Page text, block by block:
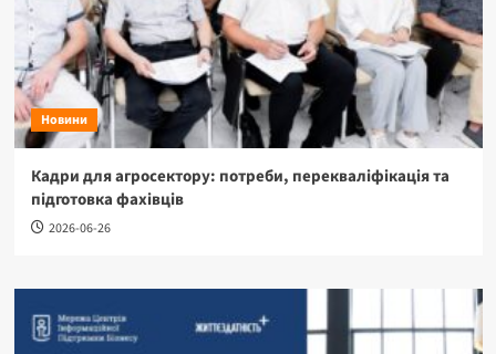
Новини
Кадри для агросектору: потреби, перекваліфікація та
підготовка фахівців
2026-06-26